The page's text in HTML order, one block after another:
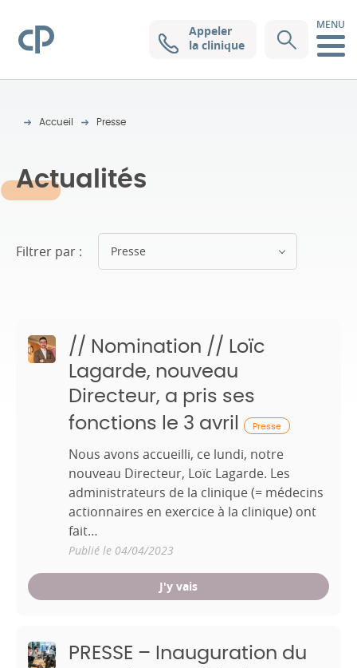
Clinique Pasteur
Appeler
la clinique
MENU
Accueil Presse
Actualités
Filtrer par : Presse
// Nomination // Loïc
Lagarde, nouveau
Directeur, a pris ses
fonctions le 3 avril
Presse
Nous avons accueilli, ce lundi, notre
nouveau Directeur, Loïc Lagarde. Les
administrateurs de la clinique (= médecins
actionnaires en exercice à la clinique) ont
fait…
Publié le 04/04/2023
J'y vais
PRESSE – Inauguration du